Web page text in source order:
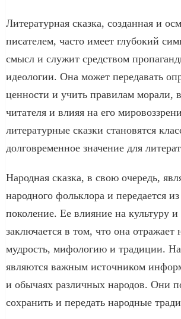
Литературная сказка, созданная и
писателем, часто имеет глубокий
смысл и служит средством
идеологии. Она может передавать
ценности и учить правилам морали,
читателя и влияя на его
литературные сказки становятся
долговременное значение для
Народная сказка, в свою очередь,
народного фольклора и передается
поколение. Ее влияние на культуру и
заключается в том, что она отражает
мудрость, мифологию и традиции.
являются важным источником
и обычаях различных народов. Они
сохранить и передать народные